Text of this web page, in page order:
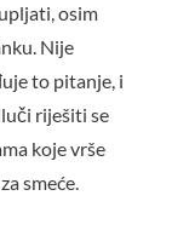
osim
Nije
to pitanje, i
riješiti se
koje vrše
smeće.